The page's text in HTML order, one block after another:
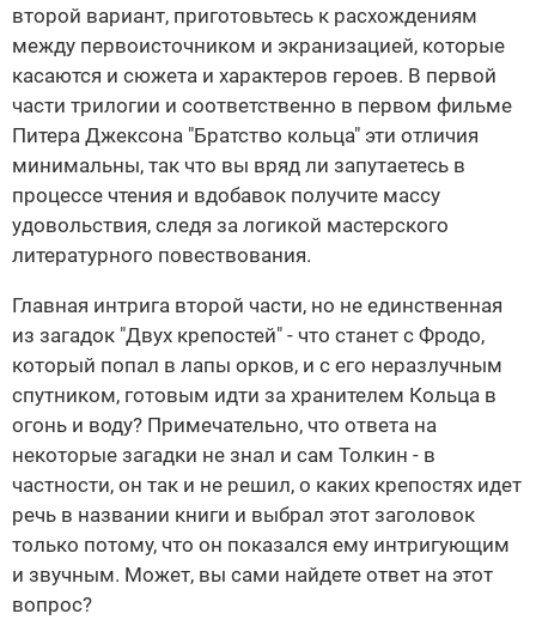
второй вариант, приготовьтесь к расхождениям
между первоисточником и экранизацией, которые
касаются и сюжета и характеров героев. В первой
части трилогии и соответственно в первом фильме
Питера Джексона "Братство кольца" эти отличия
минимальны, так что вы вряд ли запутаетесь в
процессе чтения и вдобавок получите массу
удовольствия, следя за логикой мастерского
литературного повествования.
Главная интрига второй части, но не единственная
из загадок "Двух крепостей" - что станет с Фродо,
который попал в лапы орков, и с его неразлучным
спутником, готовым идти за хранителем Кольца в
огонь и воду? Примечательно, что ответа на
некоторые загадки не знал и сам Толкин - в
частности, он так и не решил, о каких крепостях идет
речь в названии книги и выбрал этот заголовок
только потому, что он показался ему интригующим
и звучным. Может, вы сами найдете ответ на этот
вопрос?